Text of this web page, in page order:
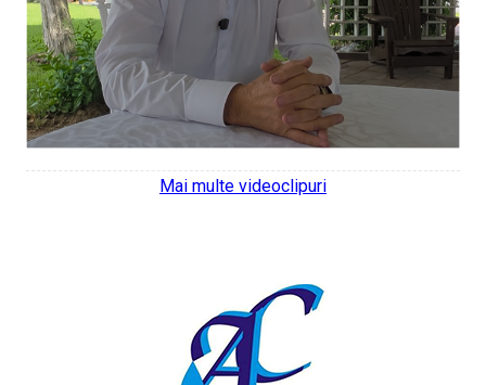
Mai multe videoclipuri